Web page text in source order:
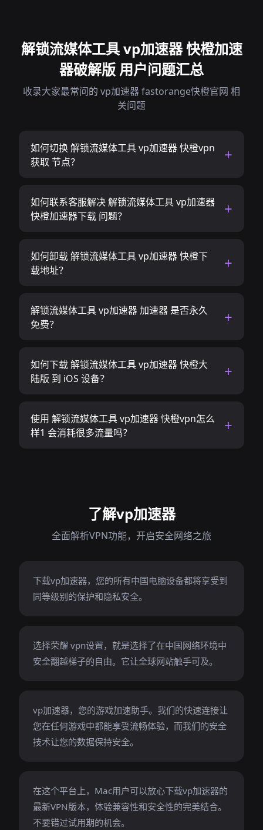
解锁流媒体工具 vp加速器 快橙加速
器破解版 用户问题汇总
收录大家最常问的 vp加速器 fastorange快橙官网 相
关问题
如何切换 解锁流媒体工具 vp加速器 快橙vpn
获取 节点？
如何联系客服解决 解锁流媒体工具 vp加速器
快橙加速器下载 问题？
如何卸载 解锁流媒体工具 vp加速器 快橙下
载地址？
解锁流媒体工具 vp加速器 加速器 是否永久
免费？
如何下载 解锁流媒体工具 vp加速器 快橙大
陆版 到 iOS 设备？
使用 解锁流媒体工具 vp加速器 快橙vpn怎么
样1 会消耗很多流量吗？
了解vp加速器
全面解析VPN功能，开启安全网络之旅
下载vp加速器，您的所有中国电脑设备都将享受到
同等级别的保护和隐私安全。
选择荣耀 vpn设置，就是选择了在中国网络环境中
安全翻越梯子的自由。它让全球网站触手可及。
vp加速器，您的游戏加速助手。我们的快速连接让
您在任何游戏中都能享受流畅体验，而我们的安全
技术让您的数据保持安全。
在这个平台上，Mac用户可以放心下载vp加速器的
最新VPN版本，体验兼容性和安全性的完美结合。
不要错过试用期的机会。